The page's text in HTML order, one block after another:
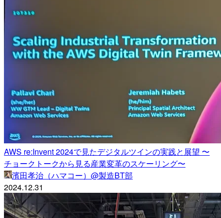
AWS re:Invent 2024で見たデジタルツインの実践と展望 〜
チョークトークから見る産業変革のスケーリング〜
濱田孝治（ハマコー）@製造BT部
2024.12.31